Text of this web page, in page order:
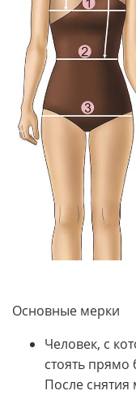
Основные мерки
Человек, с
стоять прямо
После